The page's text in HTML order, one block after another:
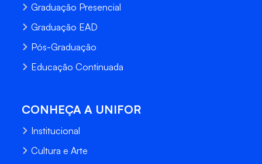
Graduação Presencial
Graduação EAD
Pós-Graduação
Educação Continuada
CONHEÇA A UNIFOR
Institucional
Cultura e Arte